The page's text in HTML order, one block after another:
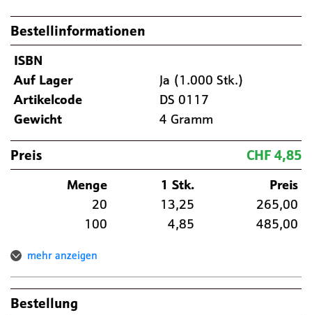
Bestellinformationen
ISBN
Auf Lager
Ja (1.000 Stk.)
Artikelcode
DS 0117
Gewicht
4 Gramm
Preis CHF 4,85
Menge 1 Stk.
Preis
20
13,25
265,00
100
4,85 485,00
mehr anzeigen
Bestellung